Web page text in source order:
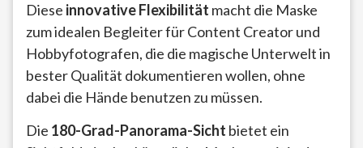
Diese innovative Flexibilität macht die Maske
zum idealen Begleiter für Content Creator und
Hobbyfotografen, die die magische Unterwelt in
bester Qualität dokumentieren wollen, ohne
dabei die Hände benutzen zu müssen.
Die 180-Grad-Panorama-Sicht bietet ein